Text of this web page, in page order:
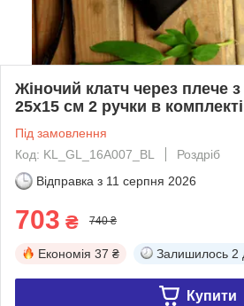
Жіночий клатч через плече
25х15 см 2 ручки в комплекті
Під замовлення
Код: KL_GL_16A007_BL
Роздріб
Відправка з 11 серпня 2026
703 ₴ 740 ₴
Економія 37 ₴ Залишилось 2
Купити